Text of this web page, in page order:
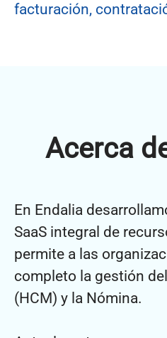
facturación,
Acerca
En Endalia
SaaS integral de
permite a las
completo la gestión
(HCM) y la Nómina.